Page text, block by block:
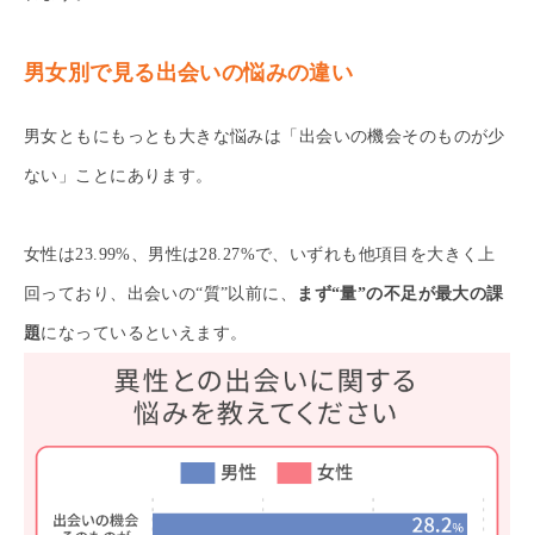
男女別で見る出会いの悩みの違い
男女ともにもっとも大きな悩みは「出会いの機会そのものが少
ない」ことにあります。
女性は23.99%、男性は28.27%で、いずれも他項目を大きく上
回っており、出会いの“質”以前に、 まず“量”の不足が最大の課
題になっているといえます。